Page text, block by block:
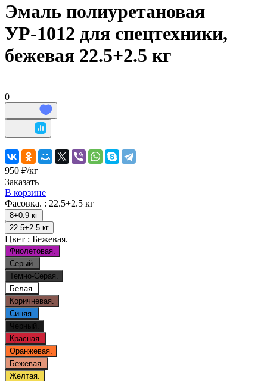
Эмаль полиуретановая
УР-1012 для спецтехники,
бежевая 22.5+2.5 кг
0
950 ₽/кг
Заказать
В корзине
Фасовка. : 22.5+2.5 кг
8+0.9 кг
22.5+2.5 кг
Цвет : Бежевая.
Фиолетовая.
Серый.
Темно-Серая.
Белая.
Коричневая.
Синяя.
Черный.
Красная.
Оранжевая.
Бежевая.
Желтая.